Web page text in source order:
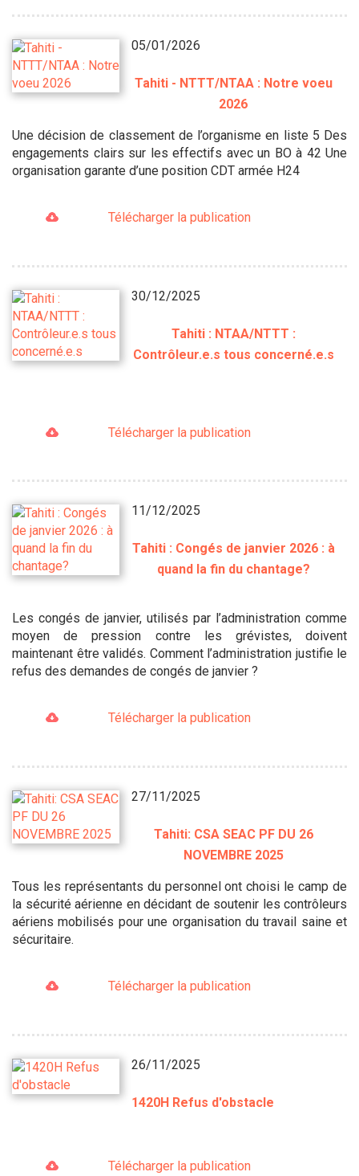
05/01/2026
Tahiti - NTTT/NTAA : Notre voeu
2026
Une décision de classement de l’organisme en liste 5 Des
engagements clairs sur les effectifs avec un BO à 42 Une
organisation garante d’une position CDT armée H24
Télécharger la publication
30/12/2025
Tahiti : NTAA/NTTT :
Contrôleur.e.s tous concerné.e.s
Télécharger la publication
11/12/2025
Tahiti : Congés de janvier 2026 : à
quand la fin du chantage?
Les congés de janvier, utilisés par l’administration comme
moyen de pression contre les grévistes, doivent
maintenant être validés. Comment l’administration justifie le
refus des demandes de congés de janvier ?
Télécharger la publication
27/11/2025
Tahiti: CSA SEAC PF DU 26
NOVEMBRE 2025
Tous les représentants du personnel ont choisi le camp de
la sécurité aérienne en décidant de soutenir les contrôleurs
aériens mobilisés pour une organisation du travail saine et
sécuritaire.
Télécharger la publication
26/11/2025
1420H Refus d'obstacle
Télécharger la publication